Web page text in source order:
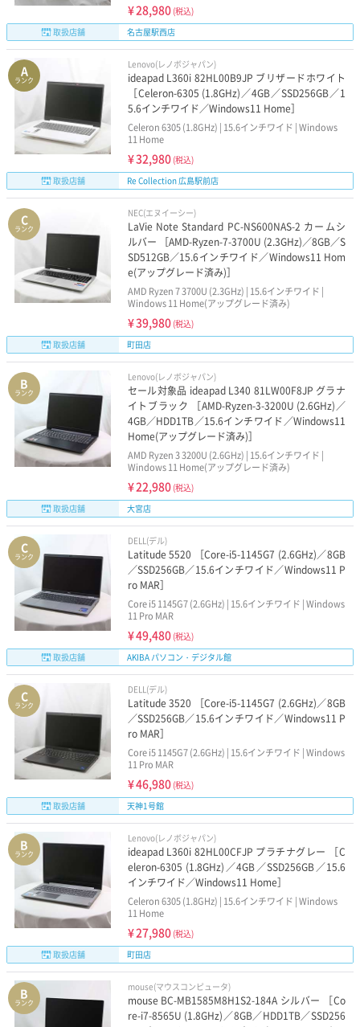
¥28,980 (税込)
取扱店舗
名古屋駅西店
A
ランク
Lenovo(レノボジャパン)
ideapad L360i 82HL00B9JP ブリザードホワイト
［Celeron-6305 (1.8GHz)／4GB／SSD256GB／1
5.6インチワイド／Windows11 Home］
Celeron 6305 (1.8GHz) | 15.6インチワイド | Windows
11 Home
¥32,980 (税込)
取扱店舗
Re Collection 広島駅前店
C
ランク
NEC(エヌイーシー)
LaVie Note Standard PC-NS600NAS-2 カームシ
ルバー ［AMD-Ryzen-7-3700U (2.3GHz)／8GB／S
SD512GB／15.6インチワイド／Windows11 Hom
e(アップグレード済み)］
AMD Ryzen 7 3700U (2.3GHz) | 15.6インチワイド |
Windows 11 Home(アップグレード済み)
¥39,980 (税込)
取扱店舗
町田店
B
ランク
Lenovo(レノボジャパン)
セール対象品 ideapad L340 81LW00F8JP グラナ
イトブラック ［AMD-Ryzen-3-3200U (2.6GHz)／
4GB／HDD1TB／15.6インチワイド／Windows11
Home(アップグレード済み)］
AMD Ryzen 3 3200U (2.6GHz) | 15.6インチワイド |
Windows 11 Home(アップグレード済み)
¥22,980 (税込)
取扱店舗
大宮店
C
ランク
DELL(デル)
Latitude 5520 ［Core-i5-1145G7 (2.6GHz)／8GB
／SSD256GB／15.6インチワイド／Windows11 P
ro MAR］
Core i5 1145G7 (2.6GHz) | 15.6インチワイド | Windows
11 Pro MAR
¥49,480 (税込)
取扱店舗
AKIBA パソコン・デジタル館
C
ランク
DELL(デル)
Latitude 3520 ［Core-i5-1145G7 (2.6GHz)／8GB
／SSD256GB／15.6インチワイド／Windows11 P
ro MAR］
Core i5 1145G7 (2.6GHz) | 15.6インチワイド | Windows
11 Pro MAR
¥46,980 (税込)
取扱店舗
天神1号館
B
ランク
Lenovo(レノボジャパン)
ideapad L360i 82HL00CFJP プラチナグレー ［C
eleron-6305 (1.8GHz)／4GB／SSD256GB／15.6
インチワイド／Windows11 Home］
Celeron 6305 (1.8GHz) | 15.6インチワイド | Windows
11 Home
¥27,980 (税込)
取扱店舗
町田店
B
ランク
mouse(マウスコンピュータ)
mouse BC-MB1585M8H1S2-184A シルバー ［Co
re-i7-8565U (1.8GHz)／8GB／HDD1TB／SSD256